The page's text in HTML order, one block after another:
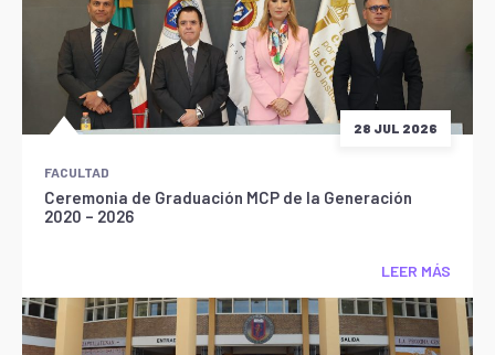
28 JUL 2026
FACULTAD
Ceremonia de Graduación MCP de la Generación
2020 – 2026
LEER MÁS